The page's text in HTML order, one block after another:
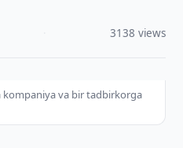
3138 views
kompaniya va bir tadbirkorga